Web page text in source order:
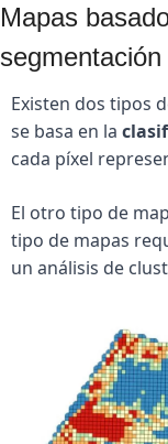
Mapas
segmentación
Existen dos tipos
se basa en la
cada píxel
El otro tipo de
tipo de mapas
un análisis de